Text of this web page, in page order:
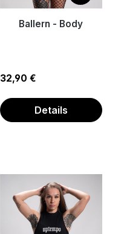
Ballern - Body
Regulärer Preis:
32,90 €
Details